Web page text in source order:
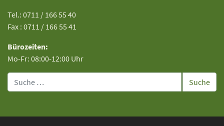
Tel.: 0711 / 166 55 40
Fax : 0711 / 166 55 41
Bürozeiten:
Mo-Fr: 08:00-12:00 Uhr
Suche